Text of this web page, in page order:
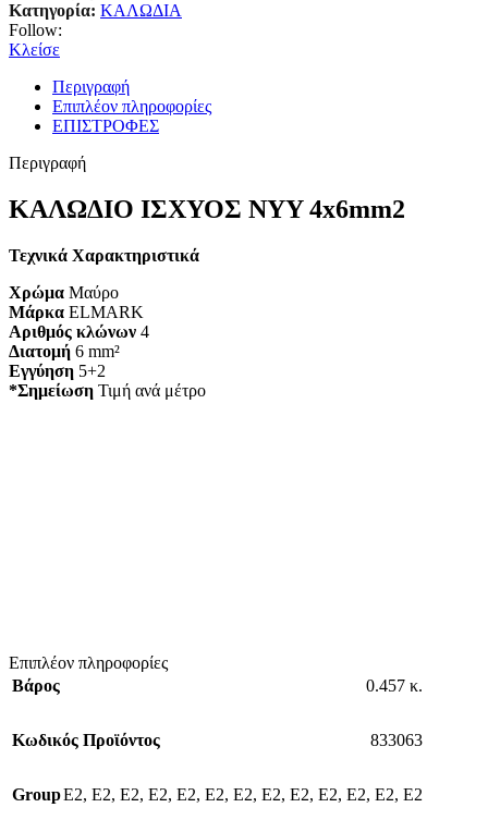
Κατηγορία: ΚΑΛΩΔΙΑ
Follow:
Κλείσε
Περιγραφή
Επιπλέον πληροφορίες
ΕΠΙΣΤΡΟΦΕΣ
Περιγραφή
ΚΑΛΩΔΙΟ ΙΣΧΥΟΣ NYY 4x6mm2
Τεχνικά Χαρακτηριστικά
Χρώμα Μαύρο
Μάρκα ELMARK
Αριθμός κλώνων 4
Διατομή 6 mm²
Εγγύηση 5+2
*Σημείωση Τιμή ανά μέτρο
Επιπλέον πληροφορίες
Βάρος
0.457 κ.
Κωδικός Προϊόντος 833063
GroupE2, E2, E2, E2, E2, E2, E2, E2, E2, E2, E2, E2, E2